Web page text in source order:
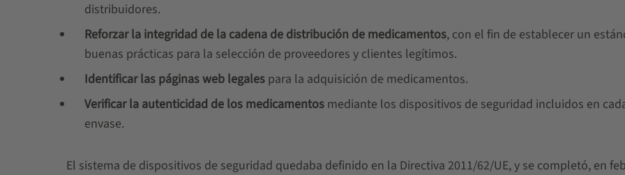
distribuidores.
Reforzar la integridad de la cadena de distribución de medicamentos, con el fin de establecer un
buenas prácticas para la selección de proveedores y clientes legítimos.
Identificar las páginas web legalespara la adquisición de medicamentos.
Verificar la autenticidad de los medicamentosmediante los dispositivos de seguridad incluidos en
envase.
El sistema de dispositivos de seguridad quedaba definido en la Directiva 2011/62/UE, y se completó, en